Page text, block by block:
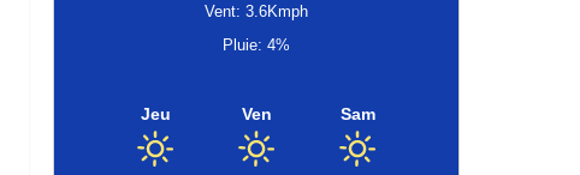
Vent: 3.6Kmph
Pluie: 4%
Jeu Ven Sam